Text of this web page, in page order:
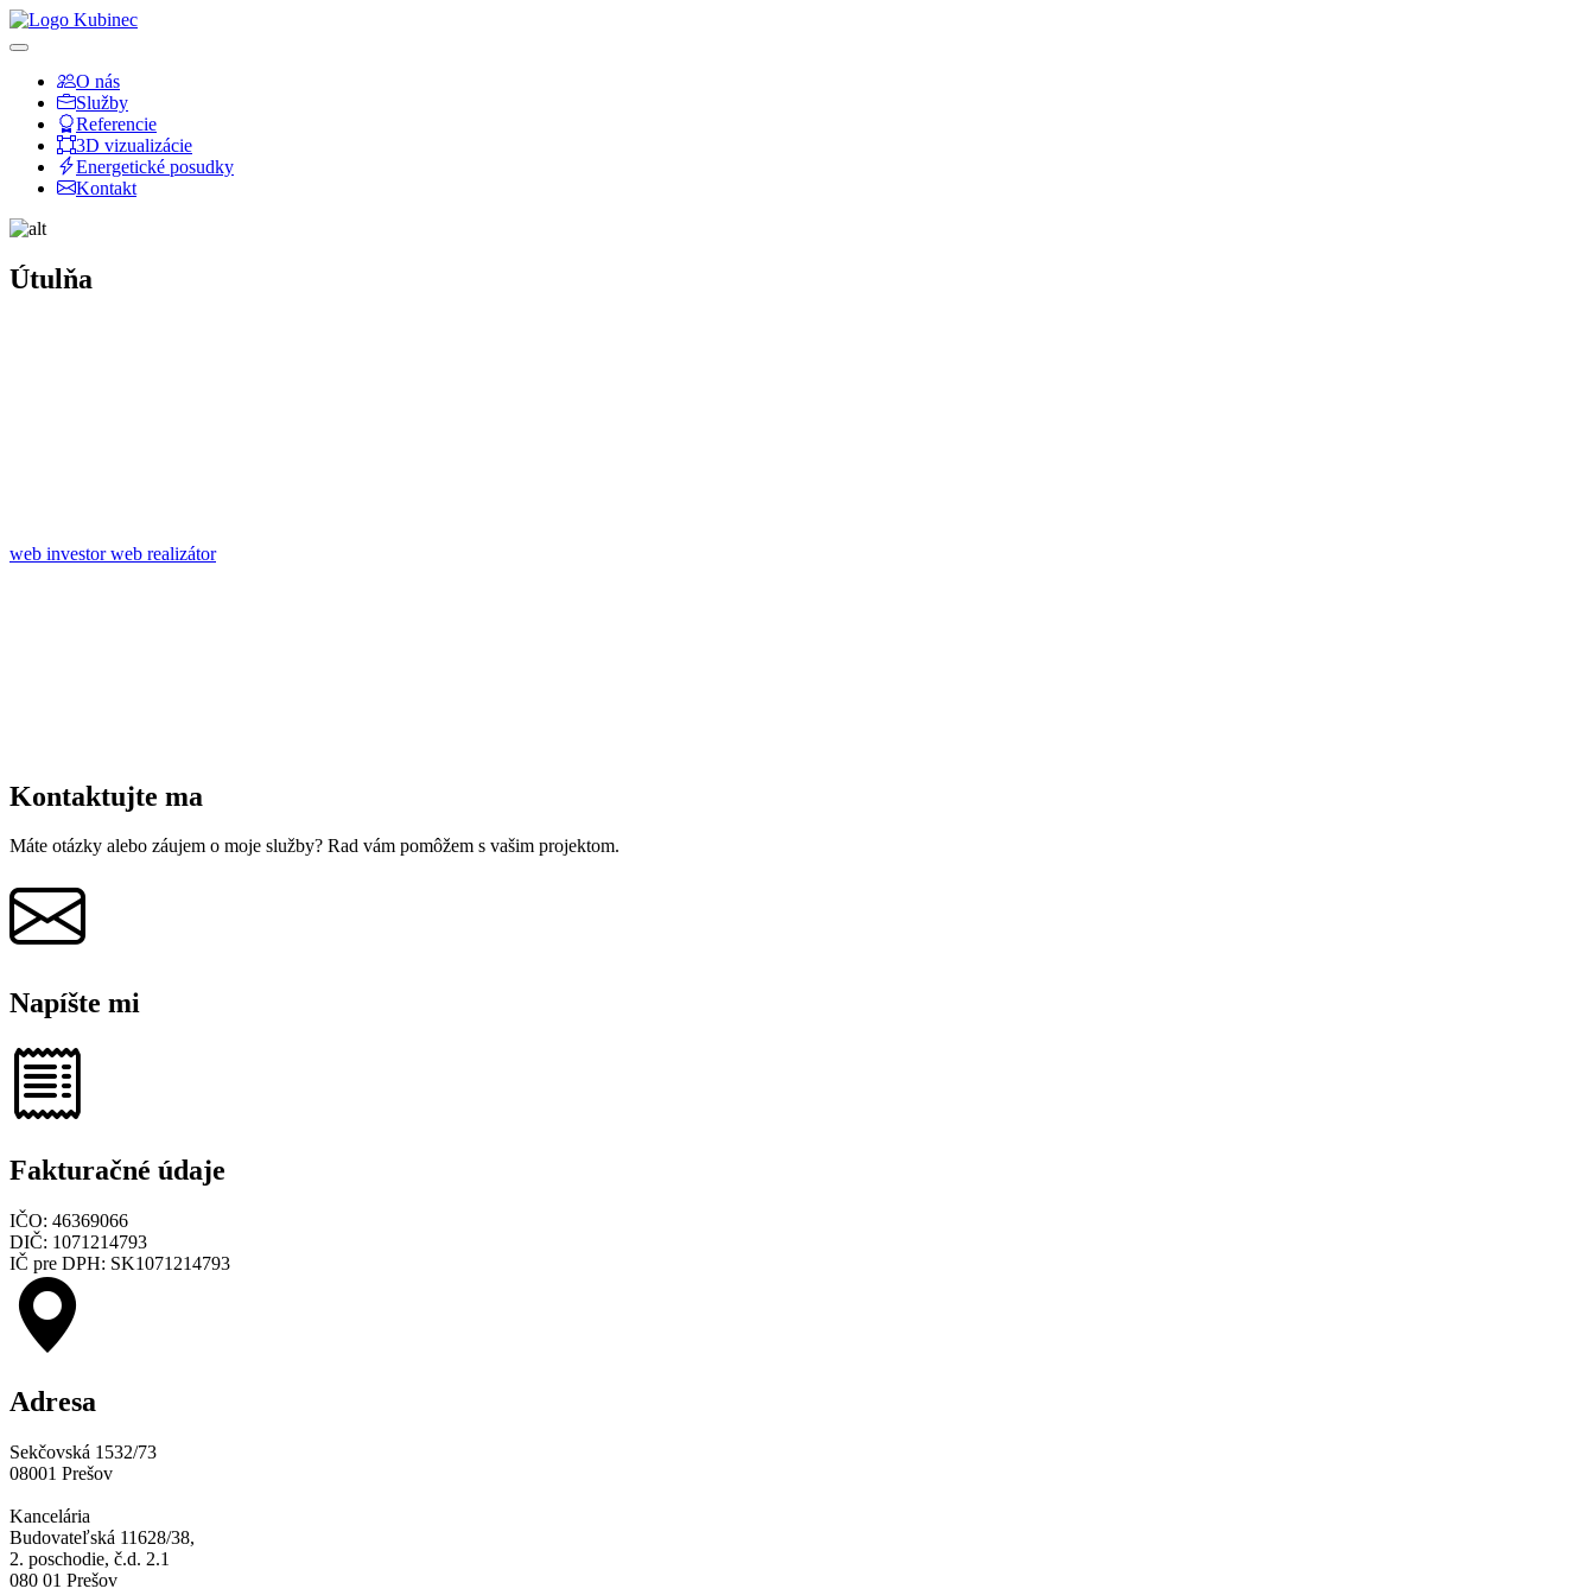
O nás
Služby
Referencie
3D vizualizácie
Energetické posudky
Kontakt
Útulňa
web investorweb realizátor
Kontaktujte ma
Máte otázky alebo záujem o moje služby? Rad vám pomôžem s vašim projektom.
Napíšte mi
Fakturačné údaje
IČO: 46369066
DIČ: 1071214793
IČ pre DPH: SK1071214793
Adresa
Sekčovská 1532/73
08001 Prešov
Kancelária
Budovateľská 11628/38,
2. poschodie, č.d. 2.1
080 01 Prešov